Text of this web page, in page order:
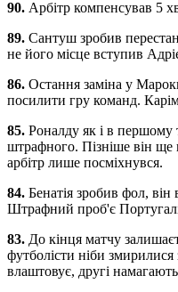
90. Арбітр компенсував 5
89. Сантуш зробив
не його місце вступив
86. Остання заміна у
посилити гру команд.
85. Роналду як і в першому
штрафного. Пізніше він
арбітр лише посміхнувся.
84. Бенатія зробив фол,
Штрафний проб'є
83. До кінця матчу
футболісти ніби
влаштовує, другі